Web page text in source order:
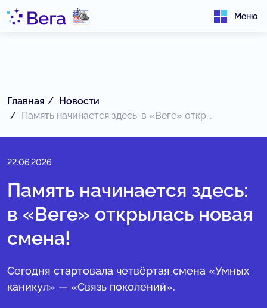
Меню
Главная
Новости
Память начинается здесь: в «Веге» откр...
22.06.2026
Память начинается здесь:
в «Веге» открылась новая
смена!
Сегодня стартовала четвёртая смена «Умных
каникул» — «Связь поколений».